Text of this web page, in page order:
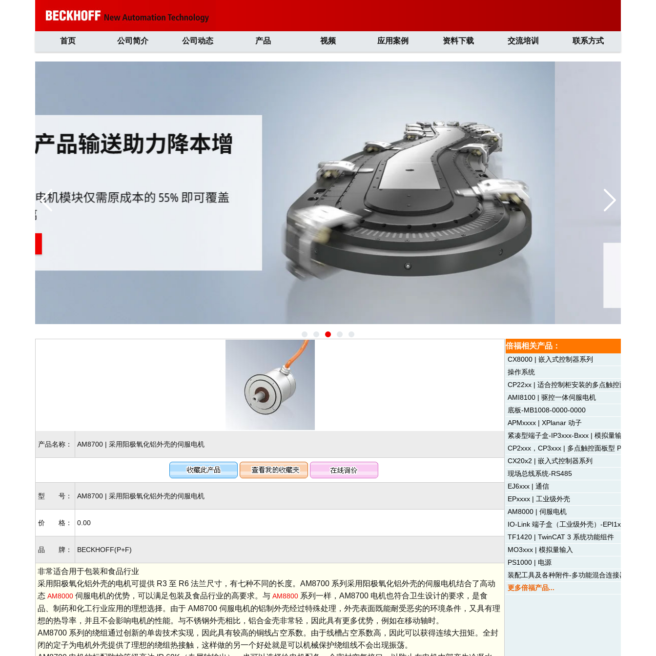
首页 公司简介 公司动态 产品 视频 应用案例 资料下载 交流培训 联系方式
产品名称： AM8700 | 采用阳极氧化铝外壳的伺服电机
型 号： AM8700 | 采用阳极氧化铝外壳的伺服电机
价 格： 0.00
品 牌： BECKHOFF(P+F)
非常适合用于包装和食品行业
采用阳极氧化铝外壳的电机可提供 R3 至 R6 法兰尺寸，有七种不同的长度。AM8700 系列采用阳极氧化铝外壳的伺服电机结合了高动
态 AM8000 伺服电机的优势，可以满足包装及食品行业的高要求。与 AM8800 系列一样，AM8700 电机也符合卫生设计的要求，是食
品、制药和化工行业应用的理想选择。由于 AM8700 伺服电机的铝制外壳经过特殊处理，外壳表面既能耐受恶劣的环境条件，又具有理
想的热导率，并且不会影响电机的性能。与不锈钢外壳相比，铝合金壳非常轻，因此具有更多优势，例如在移动轴时。
AM8700 系列的绕组通过创新的单齿技术实现，因此具有较高的铜线占空系数。由于线槽占空系数高，因此可以获得连续大扭矩。全封
闭的定子为电机外壳提供了理想的绕组热接触，这样做的另一个好处就是可以机械保护绕组线不会出现振荡。
倍福相关产品：
CX8000 | 嵌入式控制器系列
操作系统
CP22xx | 适合控制柜安装的多点触控面板型 PC
AMI8100 | 驱控一体伺服电机
底板-MB1008-0000-0000
APMxxxx | XPlanar 动子
紧凑型端子盒-IP3xxx-Bxxx | 模拟量输入
CP2xxx，CP3xxx | 多点触控面板型 PC
CX20x2 | 嵌入式控制器系列
现场总线系统-RS485
EJ6xxx | 通信
EPxxxx | 工业级外壳
AM8000 | 伺服电机
IO-Link 端子盒（工业级外壳）-EPI1xxx |数字量
TF1420 | TwinCAT 3 系统功能组件
MO3xxx | 模拟量输入
PS1000 | 电源
装配工具及各种附件-多功能混合连接器附件
更多倍福产品...